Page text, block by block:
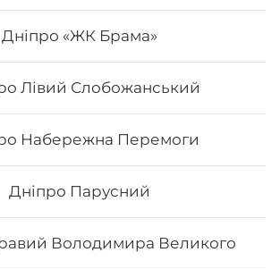
Дніпро «ЖК Брама»
Лівий Слобожанський
Набережна Перемоги
Дніпро Парусний
Володимира Великого
з тигровою креветкою
більше риби)
рис, норі, сир, огірок, авокадо,